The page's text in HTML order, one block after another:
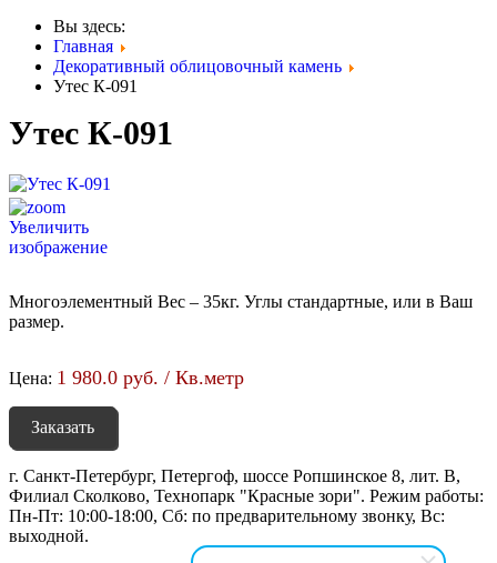
Вы здесь:
Главная
Декоративный облицовочный камень
Утес К-091
Утес К-091
Увеличить
изображение
Многоэлементный Вес – 35кг. Углы стандартные, или в Ваш
размер.
Цена: 1 980.0 руб. / Кв.метр
Заказать
г. Санкт-Петербург, Петергоф, шоссе Ропшинское 8, лит. В,
Филиал Сколково, Технопарк "Красные зори". Режим работы:
Пн-Пт: 10:00-18:00, Сб: по предварительному звонку, Вс:
выходной.